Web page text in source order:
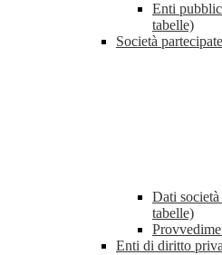
Enti
tabelle)
Società partecipate
Dati
tabelle)
Enti di diritto